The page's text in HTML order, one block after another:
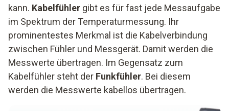
kann. Kabelfühler gibt es für fast jede Messaufgabe
im Spektrum der Temperaturmessung. Ihr
prominentestes Merkmal ist die Kabelverbindung
zwischen Fühler und Messgerät. Damit werden die
Messwerte übertragen. Im Gegensatz zum
Kabelfühler steht der Funkfühler. Bei diesem
werden die Messwerte kabellos übertragen.